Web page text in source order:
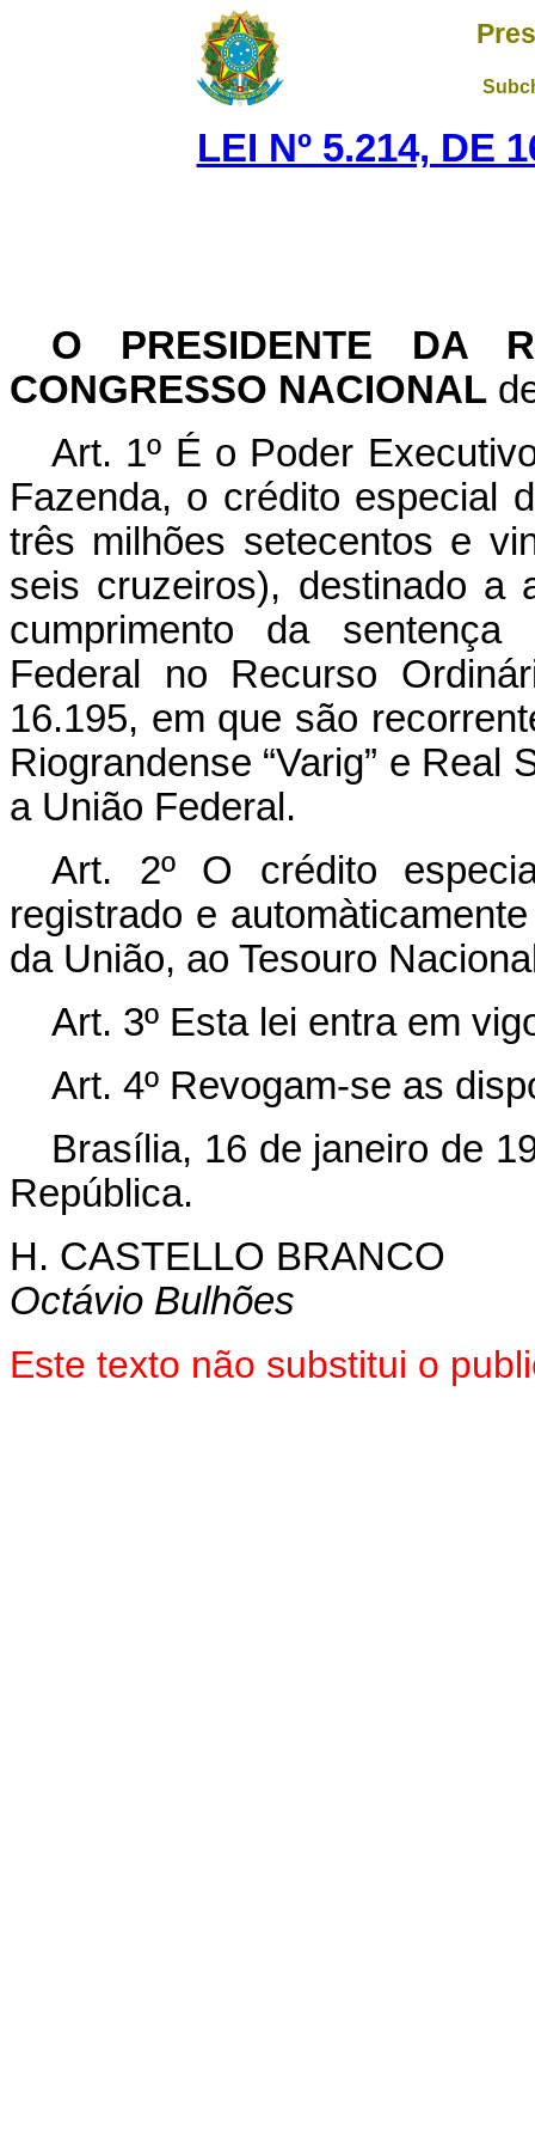
LEI Nº 5.214, DE
O PRESIDENTE DA
CONGRESSO NACIONAL
Art. 1º É o Poder
Fazenda, o crédito especial
três milhões setecentos e
seis cruzeiros), destinado a
cumprimento da sentença
Federal no Recurso
16.195, em que são
Riograndense “Varig” e Real
a União Federal.
Art. 2º O crédito
registrado e
da União, ao Tesouro
Art. 3º Esta lei entra em
Art. 4º Revogam-se as
Brasília, 16 de janeiro de
República.
H. CASTELLO BRANCO
Octávio Bulhões
Este texto não substitui o